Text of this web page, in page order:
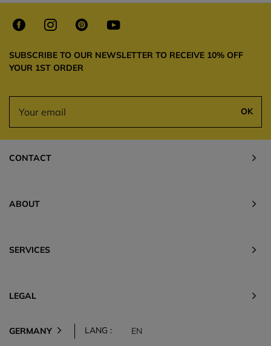
SUBSCRIBE TO OUR NEWSLETTER TO RECEIVE 10% OFF
YOUR 1ST ORDER
OK
CONTACT
ABOUT
SERVICES
LEGAL
GERMANY LANG : EN